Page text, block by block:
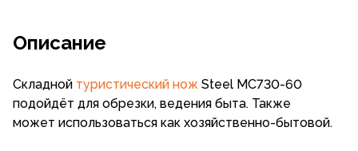
Описание
Складной туристический нож Steel MC730-60
подойдёт для обрезки, ведения быта. Также
может использоваться как хозяйственно-бытовой.